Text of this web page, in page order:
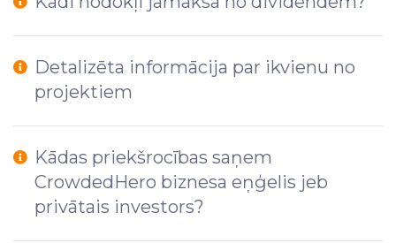
Detalizēta informācija par ikvienu no
projektiem
Kādas priekšrocības saņem
CrowdedHero biznesa eņģelis jeb
privātais investors?